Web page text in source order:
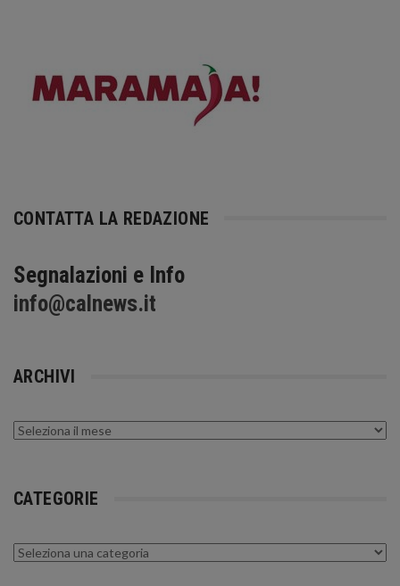
CONTATTA LA REDAZIONE
Segnalazioni e Info
info@calnews.it
ARCHIVI
Archivi
CATEGORIE
Categorie